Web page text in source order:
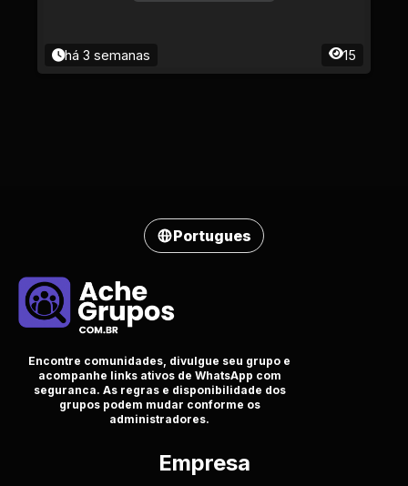
há 3 semanas 15
Portugues
Encontre comunidades, divulgue seu grupo e
acompanhe links ativos de WhatsApp com
seguranca. As regras e disponibilidade dos
grupos podem mudar conforme os
administradores.
Empresa